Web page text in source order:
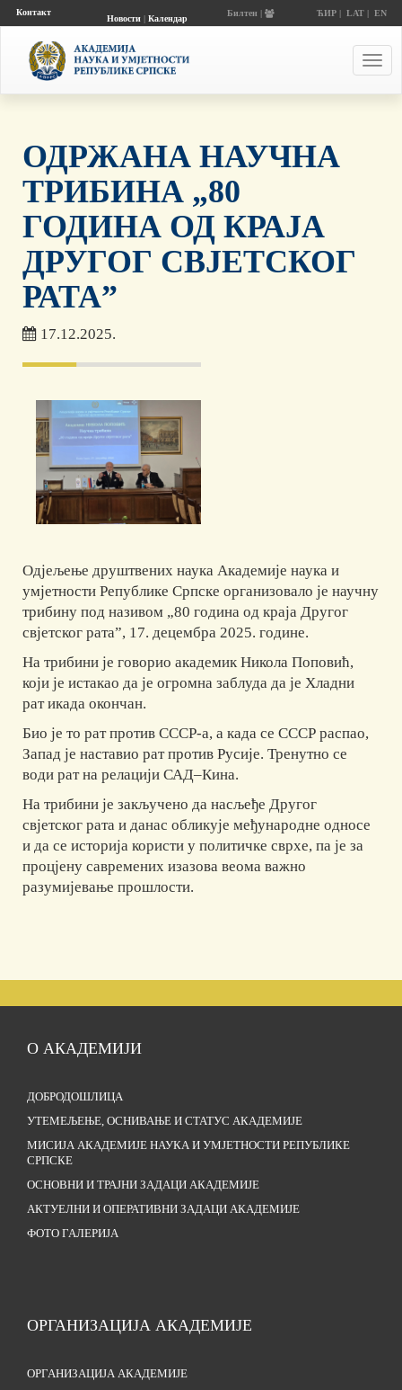
Контакт
Новости| Календар
Билтен | ЋИР| LAT| EN
ОДРЖАНА НАУЧНА
ТРИБИНА „80
ГОДИНА ОД КРАЈА
ДРУГОГ СВЈЕТСКОГ
РАТА”
17.12.2025.
Одјељење друштвених наука Академије наука и
умјетности Републике Српске организовало је научну
трибину под називом „80 година од краја Другог
свјетског рата”, 17. децембра 2025. године.
На трибини је говорио академик Никола Поповић,
који је истакао да је огромна заблуда да је Хладни
рат икада окончан.
Био је то рат против СССР-а, а када се СССР распао,
Запад је наставио рат против Русије. Тренутно се
води рат на релацији САД–Кина.
На трибини је закључено да насљеђе Другог
свјетског рата и данас обликује међународне односе
и да се историја користи у политичке сврхе, па је за
процјену савремених изазова веома важно
разумијевање прошлости.
О АКАДЕМИЈИ
ДОБРОДОШЛИЦА
УТЕМЕЉЕЊЕ, ОСНИВАЊЕ И СТАТУС АКАДЕМИЈЕ
МИСИЈА АКАДЕМИЈЕ НАУКА И УМЈЕТНОСТИ РЕПУБЛИКЕ
СРПСКЕ
ОСНОВНИ И ТРАЈНИ ЗАДАЦИ АКАДЕМИЈЕ
АКТУЕЛНИ И ОПЕРАТИВНИ ЗАДАЦИ АКАДЕМИЈЕ
ФОТО ГАЛЕРИЈА
ОРГАНИЗАЦИЈА АКАДЕМИЈЕ
ОРГАНИЗАЦИЈА АКАДЕМИЈЕ